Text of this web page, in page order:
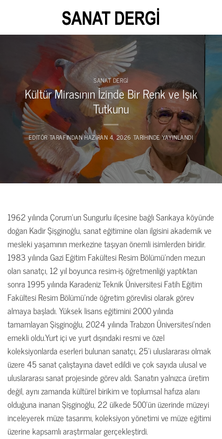
SANAT DERGI
Kültür Mirasının İzinde Bir Renk ve Işık
Tutkunu
EDITÖRTARAFINDAN HAZIRAN 4, 2026 TARIHINDE YAYINLANDI
1962 yılında Çorum’un Sungurlu ilçesine bağlı Sarıkaya köyünde
doğan Kadir Şişginoğlu, sanat eğitimine olan ilgisini akademik ve
mesleki yaşamının merkezine taşıyan önemli isimlerden biridir.
1983 yılında Gazi Eğitim Fakültesi Resim Bölümü’nden mezun
olan sanatçı, 12 yıl boyunca resim-iş öğretmenliği yaptıktan
sonra 1995 yılında Karadeniz Teknik Üniversitesi Fatih Eğitim
Fakültesi Resim Bölümü’nde öğretim görevlisi olarak görev
almaya başladı. Yüksek lisans eğitimini 2000 yılında
tamamlayan Şişginoğlu, 2024 yılında Trabzon Üniversitesi’nden
emekli oldu.Yurt içi ve yurt dışındaki resmi ve özel
koleksiyonlarda eserleri bulunan sanatçı, 25’i uluslararası olmak
üzere 45 sanat çalıştayına davet edildi ve çok sayıda ulusal ve
uluslararası sanat projesinde görev aldı. Sanatın yalnızca üretim
değil, aynı zamanda kültürel birikim ve toplumsal hafıza alanı
olduğuna inanan Şişginoğlu, 22 ülkede 500’ün üzerinde müzeyi
inceleyerek müze tasarımı, koleksiyon yönetimi ve müze eğitimi
üzerine kapsamlı araştırmalar gerçekleştirdi.